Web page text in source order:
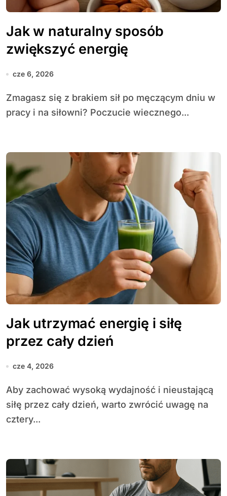
Jak w naturalny sposób
zwiększyć energię
cze 6, 2026
Zmagasz się z brakiem sił po męczącym dniu w
pracy i na siłowni? Poczucie wiecznego...
Jak utrzymać energię i siłę
przez cały dzień
cze 4, 2026
Aby zachować wysoką wydajność i nieustającą
siłę przez cały dzień, warto zwrócić uwagę na
cztery...